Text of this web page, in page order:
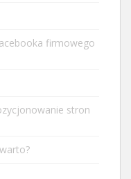
firmowego
stron